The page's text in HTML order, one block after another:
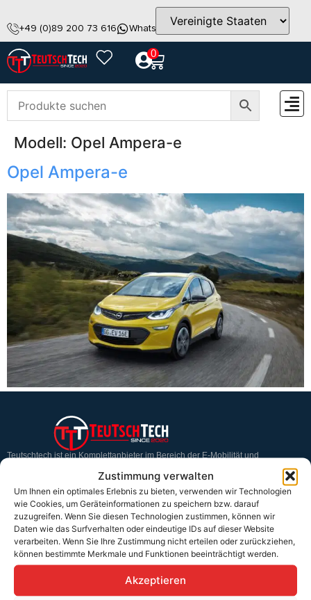
Zustimmung verwalten
Um Ihnen ein optimales Erlebnis zu bieten, verwenden wir Technologien
wie Cookies, um Geräteinformationen zu speichern bzw. darauf
zuzugreifen. Wenn Sie diesen Technologien zustimmen, können wir
Daten wie das Surfverhalten oder eindeutige IDs auf dieser Website
verarbeiten. Wenn Sie Ihre Zustimmung nicht erteilen oder zurückziehen,
können bestimmte Merkmale und Funktionen beeinträchtigt werden.
Akzeptieren
+49 (0)89 200 73 616 WhatsApp info@teutschtech.com
0
Modell: Opel Ampera-e
Opel Ampera-e
Teutschtech ist ein Komplettanbieter im Bereich der E-Mobilität und
Übersicht über unsere Produkte und Dienstleistungen.
Service & Hilfe
Kontakt
Widerrufsbelehrung
Rücknahmen & Gewährleistung